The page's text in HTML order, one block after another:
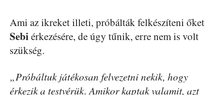
Ami az ikreket illeti, próbálták felkészíteni őket
Sebiérkezésére, de úgy tűnik, erre nem is volt
szükség.
„Próbáltuk játékosan felvezetni nekik, hogy
érkezik a testvérük. Amikor kaptak valamit, azt